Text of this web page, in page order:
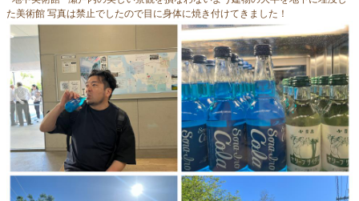
た美術館 写真は禁止でしたので目に身体に焼き付けてきました！